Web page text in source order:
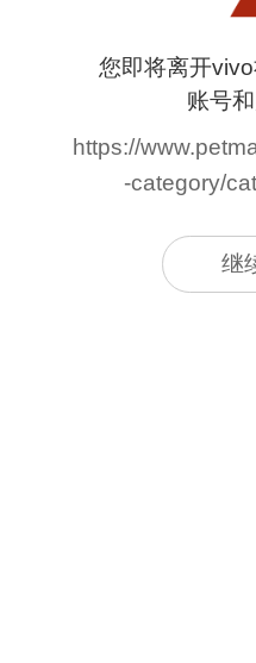
您即将离开
账号
https://
-category/
继